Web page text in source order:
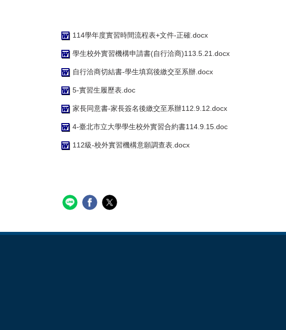
114學年度實習時間流程表+文件-正確.docx
學生校外實習機構申請書(自行洽商)113.5.21.docx
自行洽商切結書-學生填寫後繳交至系辦.docx
5-實習生履歷表.doc
家長同意書-家長簽名後繳交至系辦112.9.12.docx
4-臺北市立大學學生校外實習合約書114.9.15.doc
112級-校外實習機構意願調查表.docx